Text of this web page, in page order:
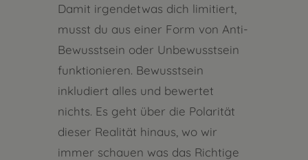
Damit irgendetwas dich limitiert,
musst du aus einer Form von Anti-
Bewusstsein oder Unbewusstsein
funktionieren. Bewusstsein
inkludiert alles und bewertet
nichts. Es geht über die Polarität
dieser Realität hinaus, wo wir
immer schauen was das Richtige